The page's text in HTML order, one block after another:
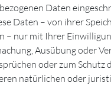
Daten
Daten – von ihrer
– nur mit Ihrer
Ausübung oder
oder zum Schutz
natürlichen oder